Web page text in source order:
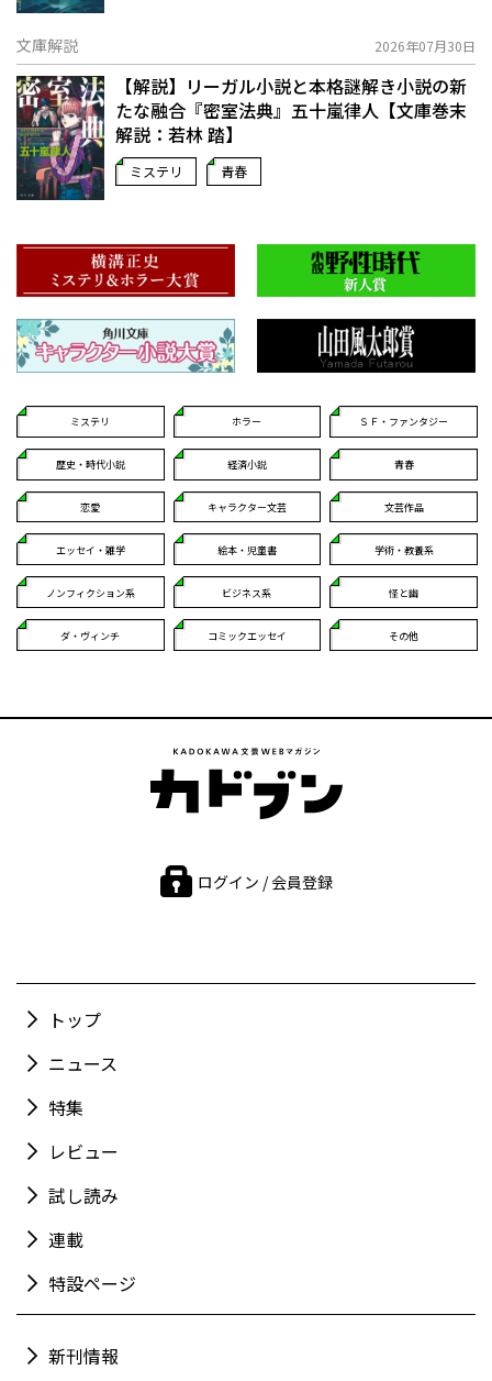
文庫解説 2026年07月30日
【解説】リーガル小説と本格謎解き小説の新
たな融合――『密室法典』五十嵐律人【文庫巻末
解説：若林 踏】
ミステリ 青春
ミステリ ホラー ＳＦ・ファンタジー
歴史・時代小説 経済小説 青春
恋愛 キャラクター文芸 文芸作品
エッセイ・雑学 絵本・児童書 学術・教養系
ノンフィクション系 ビジネス系 怪と幽
ダ・ヴィンチ コミックエッセイ その他
ログイン / 会員登録
トップ
ニュース
特集
レビュー
試し読み
連載
特設ページ
新刊情報